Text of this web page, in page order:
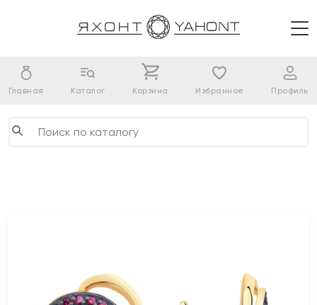
Главная Каталог Корзина Избранное Профиль